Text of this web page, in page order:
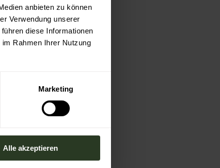
anbieten zu können
Verwendung unserer
diese Informationen
Rahmen Ihrer Nutzung
Marketing
Alle akzeptieren